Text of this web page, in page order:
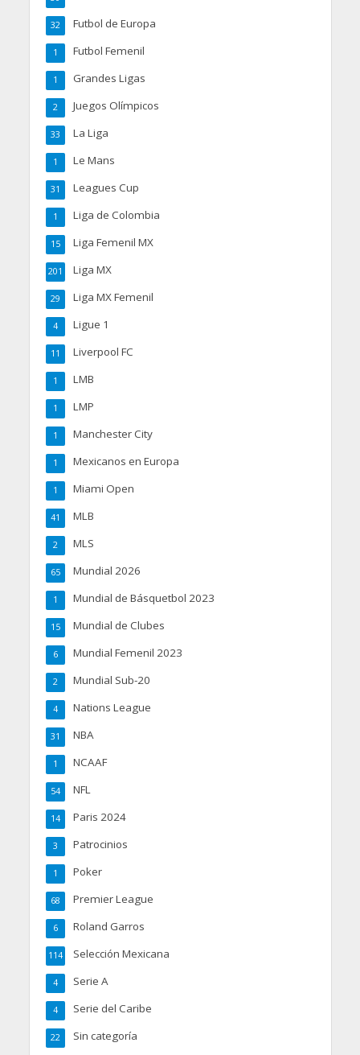
Futbol de Europa
32
Futbol Femenil
1
Grandes Ligas
1
Juegos Olímpicos
2
La Liga
33
Le Mans
1
Leagues Cup
31
Liga de Colombia
1
Liga Femenil MX
15
Liga MX
201
Liga MX Femenil
29
Ligue 1
4
Liverpool FC
11
LMB
1
LMP
1
Manchester City
1
Mexicanos en Europa
1
Miami Open
1
MLB
41
MLS
2
Mundial 2026
65
Mundial de Básquetbol 2023
1
Mundial de Clubes
15
Mundial Femenil 2023
6
Mundial Sub-20
2
Nations League
4
NBA
31
NCAAF
1
NFL
54
Paris 2024
14
Patrocinios
3
Poker
1
Premier League
68
Roland Garros
6
Selección Mexicana
114
Serie A
4
Serie del Caribe
4
Sin categoría
22